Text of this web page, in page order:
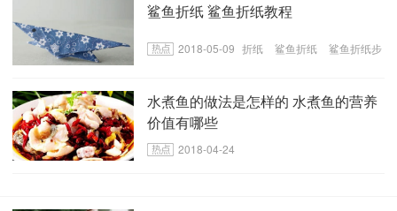
鲨鱼折纸 鲨鱼折纸教程
2018-05-09 折纸 鲨鱼折纸
鲨鱼折纸步
水煮鱼的做法是怎样的 水煮鱼的营养
价值有哪些
2018-04-24